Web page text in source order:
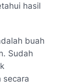
hasil
buah
Sudah
secara